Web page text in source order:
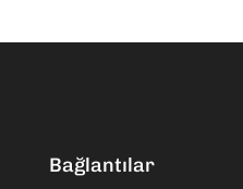
Bağlantılar